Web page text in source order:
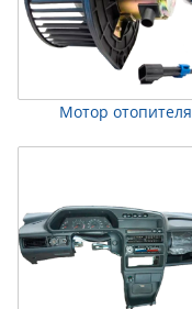
Мотор отопителя